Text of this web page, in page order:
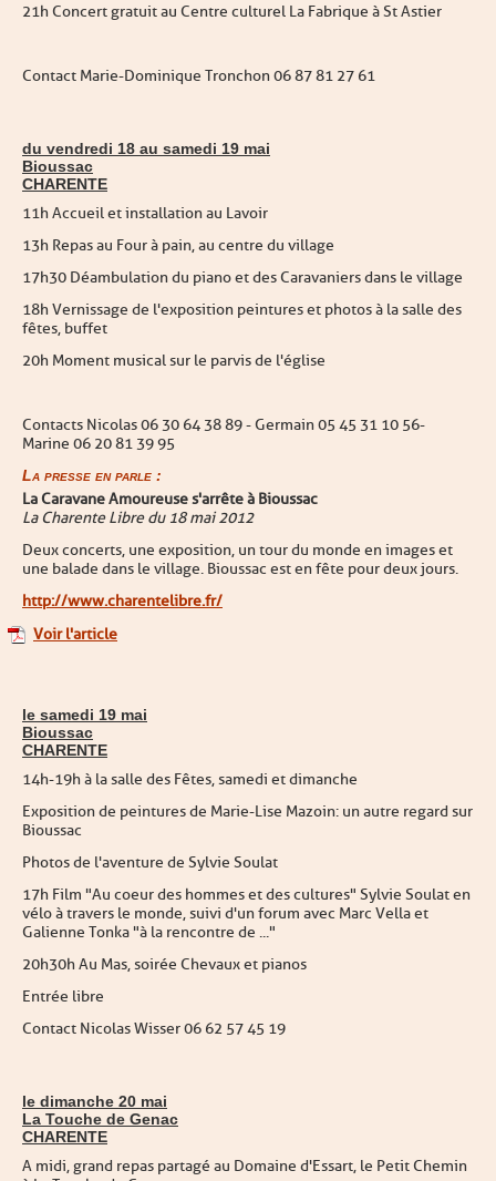
21h Concert gratuit au Centre culturel La Fabrique à St Astier
Contact Marie-Dominique Tronchon 06 87 81 27 61
du vendredi 18 au samedi 19 mai
Bioussac
CHARENTE
11h Accueil et installation au Lavoir
13h Repas au Four à pain, au centre du village
17h30 Déambulation du piano et des Caravaniers dans le village
18h Vernissage de l'exposition peintures et photos à la salle des
fêtes, buffet
20h Moment musical sur le parvis de l'église
Contacts Nicolas 06 30 64 38 89 - Germain 05 45 31 10 56-
Marine 06 20 81 39 95
La presse en parle :
La Caravane Amoureuse s'arrête à Bioussac
La Charente Libre du 18 mai 2012
Deux concerts, une exposition, un tour du monde en images et
une balade dans le village. Bioussac est en fête pour deux jours.
http://www.charentelibre.fr/
Voir l'article
le samedi 19 mai
Bioussac
CHARENTE
14h-19h à la salle des Fêtes, samedi et dimanche
Exposition de peintures de Marie-Lise Mazoin : un autre regard sur
Bioussac
Photos de l'aventure de Sylvie Soulat
17h Film "Au coeur des hommes et des cultures" Sylvie Soulat en
vélo à travers le monde, suivi d'un forum avec Marc Vella et
Galienne Tonka "à la rencontre de ..."
20h30h Au Mas, soirée Chevaux et pianos
Entrée libre
Contact Nicolas Wisser 06 62 57 45 19
le dimanche 20 mai
La Touche de Genac
CHARENTE
A midi, grand repas partagé au Domaine d'Essart, le Petit Chemin